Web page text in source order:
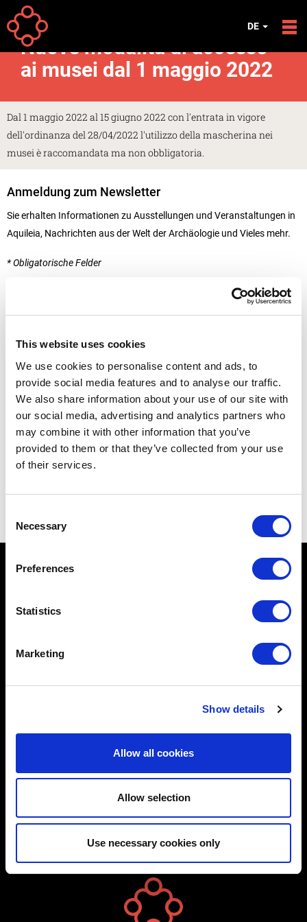
This website uses cookies
We use cookies to personalise content and ads, to
provide social media features and to analyse our traffic.
We also share information about your use of our site with
our social media, advertising and analytics partners who
may combine it with other information that you’ve
provided to them or that they’ve collected from your use
of their services.
Selection
Necessary
Preferences
Statistics
Marketing
Show details
Allow all cookies
Allow selection
Use necessary cookies only
Direkt zum Inhalt
DE
Your
are
here
Startseite
Nuove modalità di accesso
ai musei dal 1 maggio 2022
Dal 1 maggio 2022 al 15 giugno 2022 con l'entrata in vigore
dell'ordinanza del 28/04/2022 l'utilizzo della mascherina nei
musei è raccomandata ma non obbligatoria.
Anmeldung zum Newsletter
Sie erhalten Informationen zu Ausstellungen und Veranstaltungen in
Aquileia, Nachrichten aus der Welt der Archäologie und Vieles mehr.
* Obligatorische Felder
Privacy
Ich bin mit denDatenschutzbestimmungen einverstanden*
Anmeldung in unseren Sozialen Netzwerken
VERANSTALTUNGEN UND AUSSTELLUNGEN
DIDAKTIK
BEREICH PRESSE